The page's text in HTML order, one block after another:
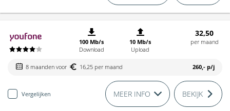
100 Mb/s
Download
10 Mb/s
Upload
32,50
per maand
8 maanden voor 16,25 per maand 260,- p/j
Vergelijken MEER INFO BEKIJK